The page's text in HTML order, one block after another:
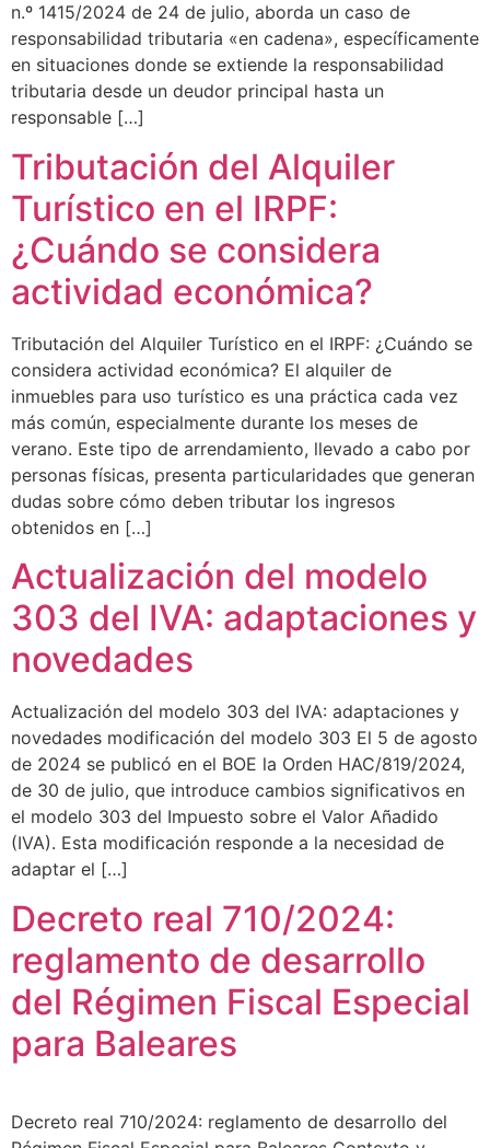
n.º 1415/2024 de 24 de julio, aborda un caso de
responsabilidad tributaria «en cadena», específicamente
en situaciones donde se extiende la responsabilidad
tributaria desde un deudor principal hasta un
responsable […]
Tributación del Alquiler
Turístico en el IRPF:
¿Cuándo se considera
actividad económica?
Tributación del Alquiler Turístico en el IRPF: ¿Cuándo se
considera actividad económica? El alquiler de
inmuebles para uso turístico es una práctica cada vez
más común, especialmente durante los meses de
verano. Este tipo de arrendamiento, llevado a cabo por
personas físicas, presenta particularidades que generan
dudas sobre cómo deben tributar los ingresos
obtenidos en […]
Actualización del modelo
303 del IVA: adaptaciones y
novedades
Actualización del modelo 303 del IVA: adaptaciones y
novedades modificación del modelo 303 El 5 de agosto
de 2024 se publicó en el BOE la Orden HAC/819/2024,
de 30 de julio, que introduce cambios significativos en
el modelo 303 del Impuesto sobre el Valor Añadido
(IVA). Esta modificación responde a la necesidad de
adaptar el […]
Decreto real 710/2024:
reglamento de desarrollo
del Régimen Fiscal Especial
para Baleares
Decreto real 710/2024: reglamento de desarrollo del